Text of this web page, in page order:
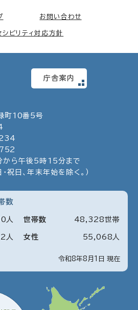
お問い合わせ
シビリティ対応方針
庁舎案内
町10番5号
から午後5時15分まで
祝日、年末年始を除く。）
数
令和8年8月1日 現在
人
人 女性 55 068 人
世帯数 48 328世帯